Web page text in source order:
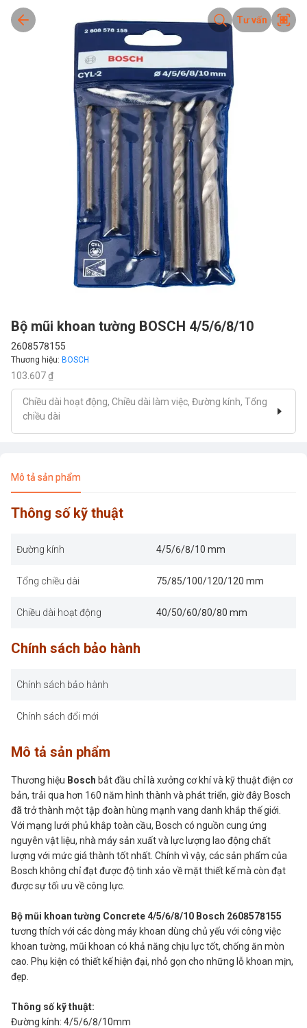
Tư vấn
Bộ mũi khoan tường BOSCH 4/5/6/8/10
2608578155
Thương hiệu: BOSCH
103.607 ₫
Chiều dài hoạt động, Chiều dài làm việc, Đường kính, Tổng
chiều dài
Mô tả sản phẩm
Thông số kỹ thuật
Đường kính 4/5/6/8/10 mm
Tổng chiều dài 75/85/100/120/120 mm
Chiều dài hoạt động 40/50/60/80/80 mm
Chính sách bảo hành
Chính sách bảo hành
Chính sách đổi mới
Mô tả sản phẩm
Thương hiệu Bosch bắt đầu chỉ là xưởng cơ khí và kỹ thuật điện cơ
bản, trải qua hơn 160 năm hình thành và phát triển, giờ đây Bosch
đã trở thành một tập đoàn hùng mạnh vang danh khắp thế giới.
Với mạng lưới phủ khắp toàn cầu, Bosch có nguồn cung ứng
nguyên vật liệu, nhà máy sản xuất và lực lượng lao động chất
lượng với mức giá thành tốt nhất. Chính vì vậy, các sản phẩm của
Bosch không chỉ đạt được độ tinh xảo về mặt thiết kế mà còn đạt
được sự tối ưu về công lực.
Bộ mũi khoan tường Concrete 4/5/6/8/10 Bosch 2608578155
tương thích với các dòng máy khoan dùng chủ yếu với công việc
khoan tường, mũi khoan có khả năng chịu lực tốt, chống ăn mòn
cao. Phụ kiện có thiết kế hiện đại, nhỏ gọn cho những lỗ khoan mịn,
đẹp.
Thông số kỹ thuật:
Đường kính: 4/5/6/8/10mm